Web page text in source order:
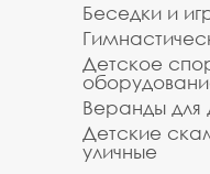
Беседки и
Детское
Веранды для
Детские
уличные